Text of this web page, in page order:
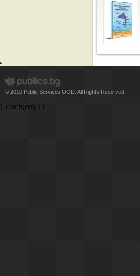
© 2010 Public Services OOD. All Rights Reserved.
} catch(err) {}